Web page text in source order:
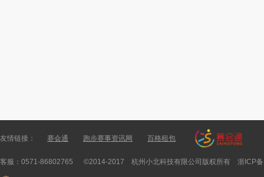
友情链接： 赛会通 跑步赛事资讯网 百格租包
客服：0571-86802765 ©2014-2017 杭州小北科技有限公司版权所有 浙ICP